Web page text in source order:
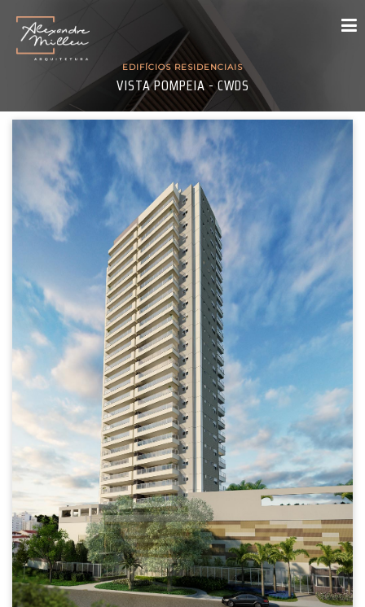
EDIFÍCIOS RESIDENCIAIS
VISTA POMPEIA - CWDS